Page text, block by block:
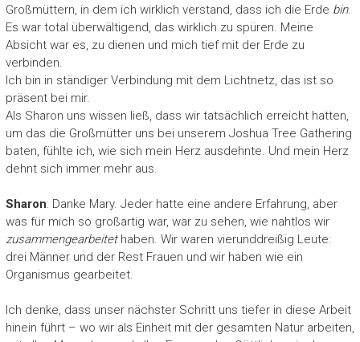
Großmüttern, in dem ich wirklich verstand, dass ich die Erde bin.
Es war total überwältigend, das wirklich zu spüren. Meine
Absicht war es, zu dienen und mich tief mit der Erde zu
verbinden.
Ich bin in ständiger Verbindung mit dem Lichtnetz, das ist so
präsent bei mir.
Als Sharon uns wissen ließ, dass wir tatsächlich erreicht hatten,
um das die Großmütter uns bei unserem Joshua Tree Gathering
baten, fühlte ich, wie sich mein Herz ausdehnte. Und mein Herz
dehnt sich immer mehr aus.
Sharon: Danke Mary. Jeder hatte eine andere Erfahrung, aber
was für mich so großartig war, war zu sehen, wie nahtlos wir
zusammengearbeitethaben. Wir waren vierunddreißig Leute:
drei Männer und der Rest Frauen und wir haben wie ein
Organismus gearbeitet.
Ich denke, dass unser nächster Schritt uns tiefer in diese Arbeit
hinein führt – wo wir als Einheit mit der gesamten Natur arbeiten,